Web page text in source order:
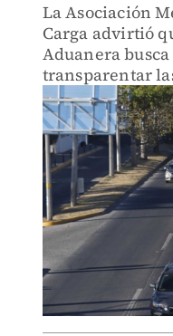
La Asociación
Carga advirtió
Aduanera
transparentar
sobrecostos y
competitividad